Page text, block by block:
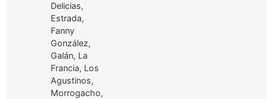
Delicias,
Estrada,
Fanny
González,
Galán, La
Francia, Los
Agustinos,
Morrogacho,